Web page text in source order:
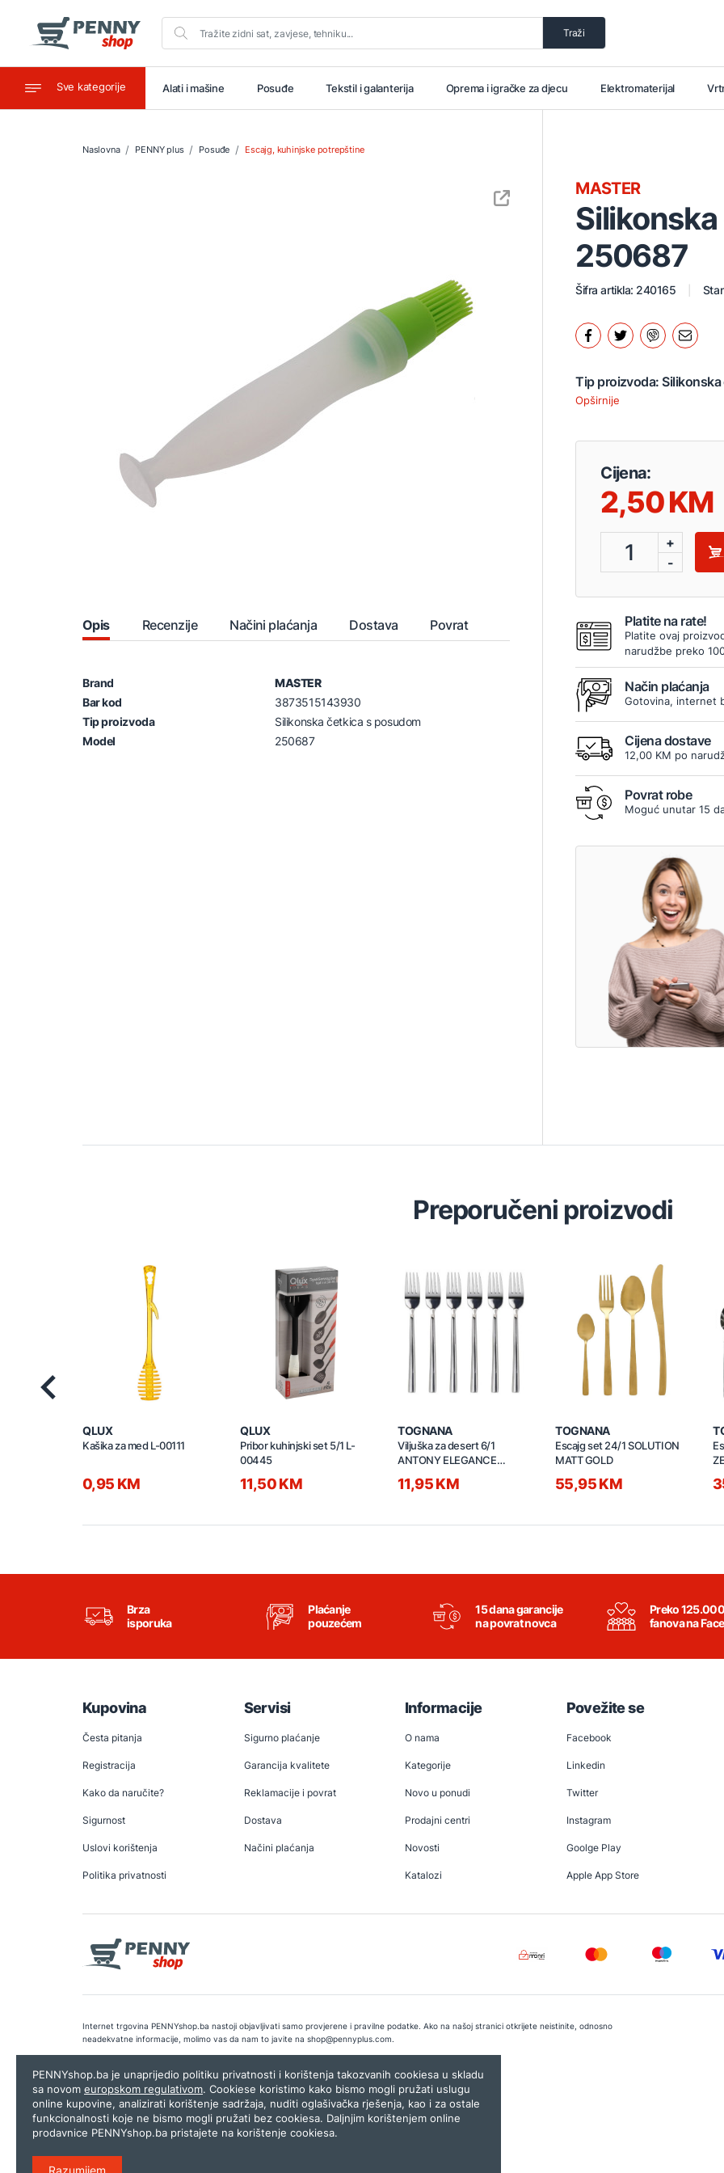
Traži
Sve kategorije
Ugostiteljstvo Alati i mašine Posuđe Tekstil i galanterija Oprema i igračke za djecu Elektromaterijal
Naslovna PENNY plus Posuđe Escajg, kuhinjske potrepštine
Opis Recenzije Načini plaćanja Dostava Povrat
Brand
MASTER
Bar kod
3873515143930
Tip proizvoda
Silikonska četkica s posudom
Model
250687
250687
MASTER
Šifra artikla: 240165
Tip proizvoda:
Opširnije
Cijena:
2,50
1
+
-
Platite na rate!
Platite ovaj
narudžbe preko
Način plaćanja
Gotovina, internet
Cijena dostave
12,00 KM po
Povrat robe
Moguć unutar 15
Preporučeni proizvodi
QLUX
Kašika za med L-00111
0,95 KM
QLUX
Pribor kuhinjski set 5/1 L-
00445
11,50 KM
TOGNANA
Viljuška za desert 6/1
ANTONY ELEGANCE
srebrna
11,95 KM
TOGNANA
Escajg set 24/1 SOLUTION
MATT GOLD
55,95 KM
Brza
isporuka
Plaćanje
pouzećem
15 dana garancije
na povrat novca
Preko 125.000
fanova na
Kupovina
Česta pitanja
Registracija
Kako da naručite?
Sigurnost
Uslovi korištenja
Politika privatnosti
Servisi
Sigurno plaćanje
Garancija kvalitete
Reklamacije i povrat
Dostava
Načini plaćanja
Informacije
O nama
Kategorije
Novo u ponudi
Prodajni centri
Novosti
Katalozi
Povežite se
Facebook
Linkedin
Twitter
Instagram
Goolge Play
Apple App Store
Internet trgovina PENNYshop.ba nastoji objavljivati samo provjerene i pravilne podatke. Ako na našoj stranici otkrijete neistinite, odnosno
neadekvatne informacije, molimo vas da nam to javite na shop@pennyplus.com.
Copyright © 2026.Penny plus d.o.o. Sarajevo.Dizajn i programiranje:Lampa.ba
PENNYshop.ba je unaprijedio politiku privatnosti i korištenja takozvanih cookiesa u skladu
sa novom europskom regulativom. Cookiese koristimo kako bismo mogli pružati uslugu
online kupovine, analizirati korištenje sadržaja, nuditi oglašivačka rješenja, kao i za ostale
funkcionalnosti koje ne bismo mogli pružati bez cookiesa. Daljnjim korištenjem online
prodavnice PENNYshop.ba pristajete na korištenje cookiesa.
Razumijem